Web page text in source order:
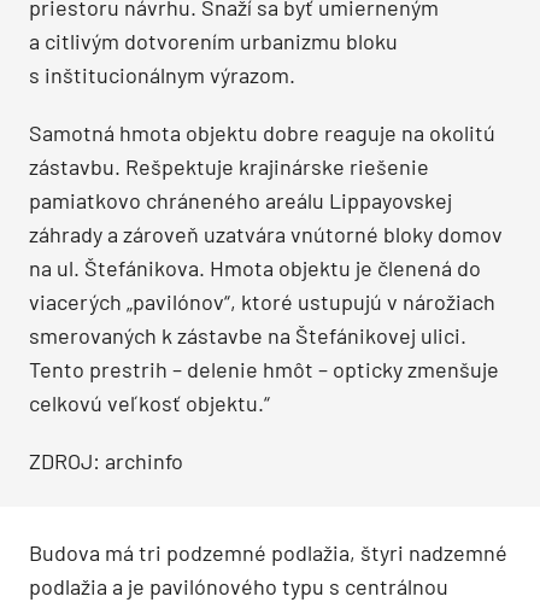
priestoru návrhu. Snaží sa byť umierneným
a citlivým dotvorením urbanizmu bloku
s inštitucionálnym výrazom.
Samotná hmota objektu dobre reaguje na okolitú
zástavbu. Rešpektuje krajinárske riešenie
pamiatkovo chráneného areálu Lippayovskej
záhrady a zároveň uzatvára vnútorné bloky domov
na ul. Štefánikova. Hmota objektu je členená do
viacerých „pavilónov“, ktoré ustupujú v nárožiach
smerovaných k zástavbe na Štefánikovej ulici.
Tento prestrih – delenie hmôt – opticky zmenšuje
celkovú veľkosť objektu.“
ZDROJ: archinfo
Budova má tri podzemné podlažia, štyri nadzemné
podlažia a je pavilónového typu s centrálnou